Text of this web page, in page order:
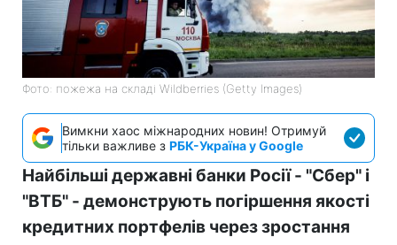
Фото: пожежа на складі Wildberries (Getty Images)
Вимкни хаос міжнародних новин! Отримуй
тільки важливе з РБК-Україна у Google
Найбільші державні банки Росії - "Сбер" і
"ВТБ" - демонструють погіршення якості
кредитних портфелів через зростання